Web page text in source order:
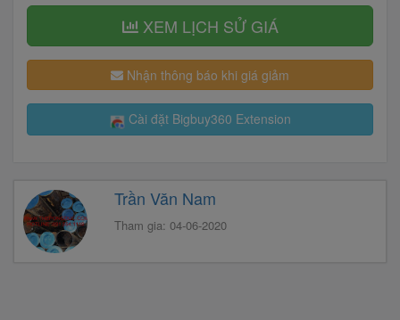
XEM LỊCH SỬ GIÁ
Nhận thông báo khi giá giảm
Cài đặt Bigbuy360 Extension
Trần Văn Nam
Tham gia: 04-06-2020